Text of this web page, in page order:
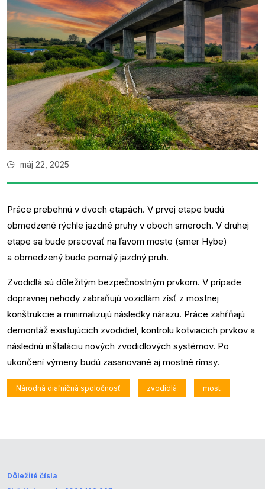
máj 22, 2025
Práce prebehnú v dvoch etapách. V prvej etape budú
obmedzené rýchle jazdné pruhy v oboch smeroch. V druhej
etape sa bude pracovať na ľavom moste (smer Hybe)
a obmedzený bude pomalý jazdný pruh.
Zvodidlá sú dôležitým bezpečnostným prvkom. V prípade
dopravnej nehody zabraňujú vozidlám zísť z mostnej
konštrukcie a minimalizujú následky nárazu. Práce zahŕňajú
demontáž existujúcich zvodidiel, kontrolu kotviacich prvkov a
následnú inštaláciu nových zvodidlových systémov. Po
ukončení výmeny budú zasanované aj mostné rímsy.
Národná diaľničná spoločnosť zvodidlá most
Dôležité čísla